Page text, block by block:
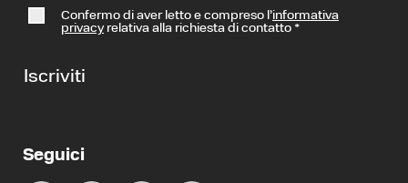
Confermo di aver letto e compreso l’informativa
privacyrelativa alla richiesta di contatto *
Iscriviti
Seguici